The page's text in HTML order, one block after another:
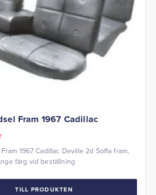
Fram 1967 Cadillac
1967 Cadillac Deville 2d Soffa fram,
färg vid beställning
TILL PRODUKTEN